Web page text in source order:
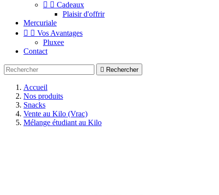
  Cadeaux
Plaisir d'offrir
Mercuriale
  Vos Avantages
Pluxee
Contact
 Rechercher
Accueil
Nos produits
Snacks
Vente au Kilo (Vrac)
Mélange étudiant au Kilo